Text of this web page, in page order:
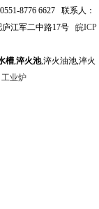
8776 6627 联系人：
庐江军二中路17号皖ICP
槽,淬火池,淬火油池,淬火
工业炉